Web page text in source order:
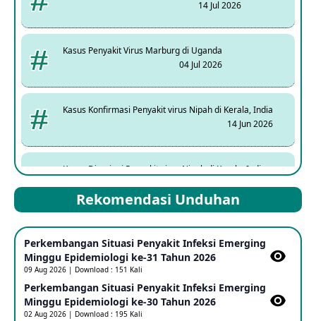
14 Jul 2026
Kasus Penyakit Virus Marburg di Uganda
04 Jul 2026
Kasus Konfirmasi Penyakit virus Nipah di Kerala, India
14 Jun 2026
Kasus Dicurigai Penyakit virus Nipah di Kerala, India
Mpox Clade 1b di Taiwan
25 May 2026
Update Informasi PHEIC Penyakit Ebola
23 May 2026
Rekomendasi Unduhan
Perkembangan Situasi Penyakit Infeksi Emerging
Minggu Epidemiologi ke-31 Tahun 2026
09 Aug 2026 | Download : 151 Kali
Perkembangan Situasi Penyakit Infeksi Emerging
Minggu Epidemiologi ke-30 Tahun 2026
02 Aug 2026 | Download : 195 Kali